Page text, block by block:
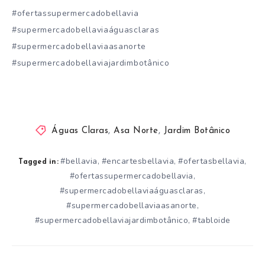
#ofertassupermercadobellavia
#supermercadobellaviaáguasclaras
#supermercadobellaviaasanorte
#supermercadobellaviajardimbotânico
Águas Claras,Asa Norte, Jardim Botânico
Tagged in: #bellavia, #encartesbellavia,#ofertasbellavia,
#ofertassupermercadobellavia,
#supermercadobellaviaáguasclaras,
#supermercadobellaviaasanorte,
#supermercadobellaviajardimbotânico, #tabloide